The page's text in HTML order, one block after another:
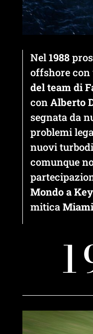
Nel1988
offshore con
del team di
conAlberto
segnata da
problemi
nuovi
comunque
Mondo a
mitica